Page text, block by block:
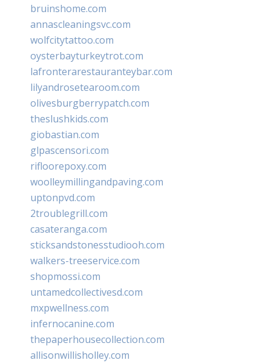
bruinshome.com
annascleaningsvc.com
wolfcitytattoo.com
oysterbayturkeytrot.com
lafronterarestauranteybar.com
lilyandrosetearoom.com
olivesburgberrypatch.com
theslushkids.com
giobastian.com
glpascensori.com
rifloorepoxy.com
woolleymillingandpaving.com
uptonpvd.com
2troublegrill.com
casateranga.com
sticksandstonesstudiooh.com
walkers-treeservice.com
shopmossi.com
untamedcollectivesd.com
mxpwellness.com
infernocanine.com
thepaperhousecollection.com
allisonwillisholley.com